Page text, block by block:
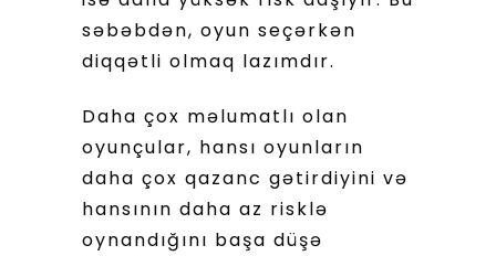
səbəbdən, oyun seçərkən
diqqətli olmaq lazımdır.
Daha çox məlumatlı olan
oyunçular, hansı oyunların
daha çox qazanc gətirdiyini və
hansının daha az risklə
oynandığını başa düşə